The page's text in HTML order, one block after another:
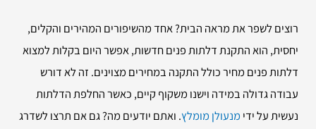
רוצים לשפר את מראה הבית? אחד מהשיפורים המהירים והקלים,
יחסית, הוא התקנת דלתות פנים חדשות, אפשר היום בקלות למצוא
דלתות פנים מחיר כולל התקנה במחירים מצוינים. זה לא דורש
עבודה גדולה במידה וישנו משקוף קיים, כאשר החלפת הדלתות
נעשית על ידי מנעולן מומלץ. ואתם יודעים מה? גם אם תרצו לשדרג